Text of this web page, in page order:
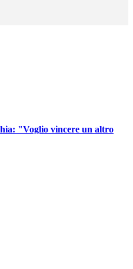
"Voglio vincere un altro